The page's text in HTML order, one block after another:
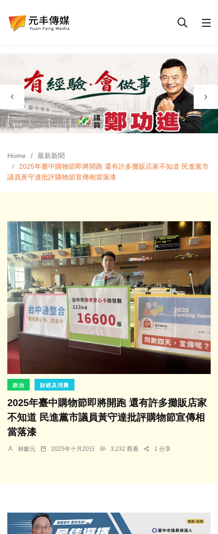
Home
最新新聞
2025年臺中購物節即將開跑 還有許多攤販店家不知道 民進黨市
議員黃守達批評購物節宣傳相當落漆
政治 財經及消費
2025年臺中購物節即將開跑 還有許多攤販店家
不知道 民進黨市議員黃守達批評購物節宣傳相
當落漆
林獻元 2025年十月20日 3,232 觀看 1 分享